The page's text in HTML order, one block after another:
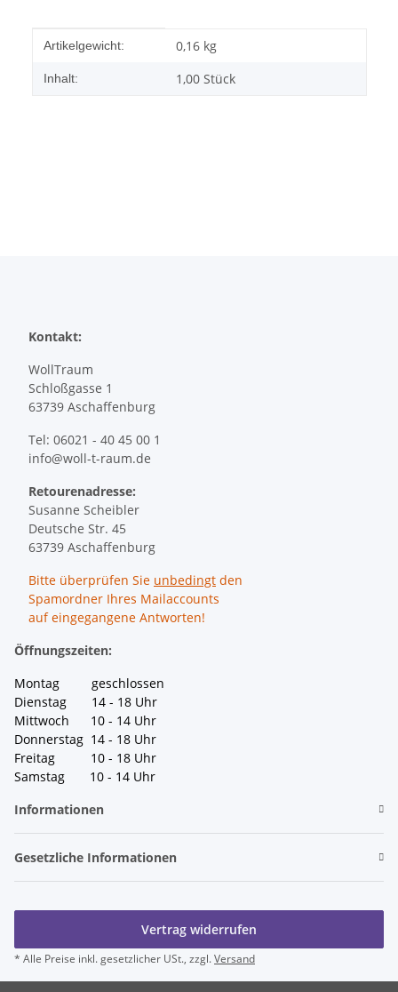
Produkteigenschaft
Wert
Artikelgewicht: 0,16 kg
Inhalt: 1,00 Stück
Kontakt:
WollTraum
Schloßgasse 1
63739 Aschaffenburg
Tel: 06021 - 40 45 00 1
info@woll-t-raum.de
Retourenadresse:
Susanne Scheibler
Deutsche Str. 45
63739 Aschaffenburg
Bitte überprüfen Sie unbedingt den
Spamordner Ihres Mailaccounts
auf eingegangene Antworten!
Öffnungszeiten:
Montag geschlossen
Dienstag 14 - 18 Uhr
Mittwoch 10 - 14 Uhr
Donnerstag 14 - 18 Uhr
Freitag 10 - 18 Uhr
Samstag 10 - 14 Uhr
Informationen
Gesetzliche Informationen
Vertrag widerrufen
* Alle Preise inkl. gesetzlicher USt., zzgl.Versand